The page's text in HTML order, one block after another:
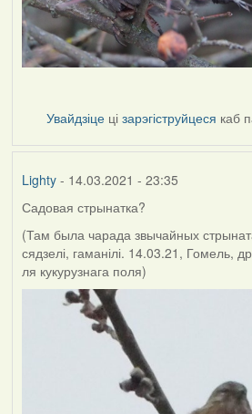
Увайдзіце цізарэгіструйцеся каб
Lighty- 14.03.2021 - 23:35
Садовая стрынатка?
(Там была чарада звычайных
сядзелі, гаманілі. 14.03.21, Гомель,
ля кукурузнага поля)